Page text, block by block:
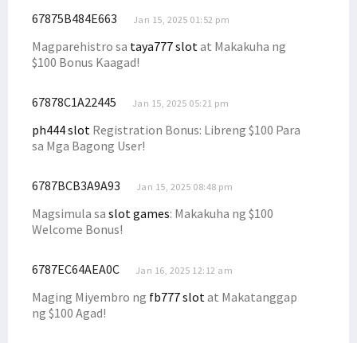
67875B484E663 Jan 15, 2025 01:52 pm
Magparehistro sa taya777 slot at Makakuha ng
$100 Bonus Kaagad!
67878C1A22445 Jan 15, 2025 05:21 pm
ph444 slot Registration Bonus: Libreng $100 Para
sa Mga Bagong User!
6787BCB3A9A93 Jan 15, 2025 08:48 pm
Magsimula sa slot games: Makakuha ng $100
Welcome Bonus!
6787EC64AEA0C Jan 16, 2025 12:12 am
Maging Miyembro ng fb777 slot at Makatanggap
ng $100 Agad!